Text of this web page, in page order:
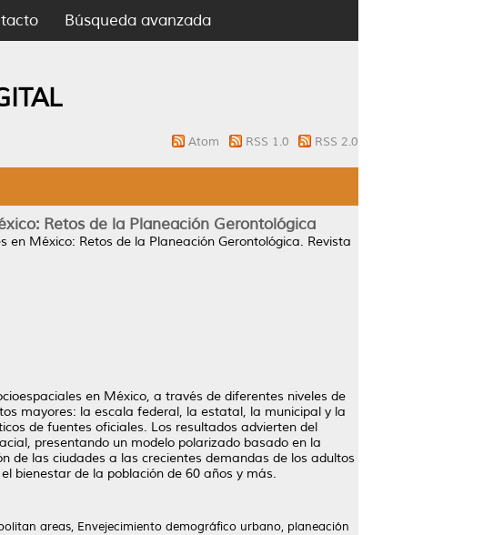
Búsqueda avanzada
Atom RSS 1.0 RSS 2.0
Retos de la Planeación Gerontológica
en México: Retos de la Planeación Gerontológica. Revista
en México, a través de diferentes niveles de
mayores: la escala federal, la estatal, la municipal y la
de fuentes oficiales. Los resultados advierten del
presentando un modelo polarizado basado en la
de las ciudades a las crecientes demandas de los adultos
bienestar de la población de 60 años y más.
areas, Envejecimiento demográfico urbano, planeación